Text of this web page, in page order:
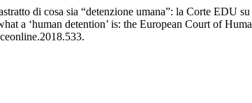
di cosa sia “detenzione umana”: la Corte EDU
a ‘human detention’ is: the European Court of